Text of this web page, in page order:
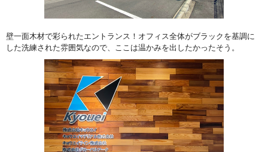
壁一面木材で彩られたエントランス！オフィス全体がブラックを基調に
した洗練された雰囲気なので、ここは温かみを出したかったそう。